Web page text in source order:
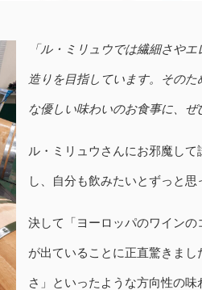
「ル・ミリュウでは繊細さや
造りを目指しています。その
な優しい味わいのお食事に、ぜ
ル・ミリュウさんにお邪魔し
し、自分も飲みたいとずっと思
決して「ヨーロッパのワイン
が出ていることに正直驚きま
さ」といったような方向性の味